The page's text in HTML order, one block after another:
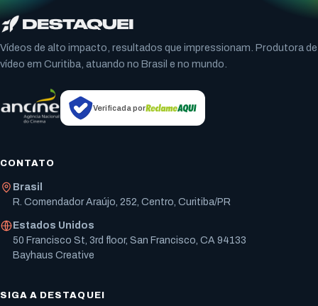
Vídeos de alto impacto, resultados que impressionam. Produtora de
vídeo em Curitiba, atuando no Brasil e no mundo.
Verificada por
CONTATO
Brasil
R. Comendador Araújo, 252, Centro, Curitiba/PR
Estados Unidos
50 Francisco St, 3rd floor, San Francisco, CA 94133
Bayhaus Creative
SIGA A DESTAQUEI